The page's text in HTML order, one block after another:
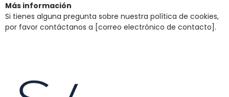
Más información
Si tienes alguna pregunta sobre nuestra política de cookies,
por favor contáctanos a [correo electrónico de contacto].